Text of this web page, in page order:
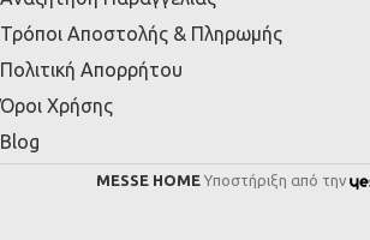
Τρόποι Αποστολής & Πληρωμής
Πολιτική Απορρήτου
Όροι Χρήσης
Blog
MESSE HOME Υποστήριξη από την